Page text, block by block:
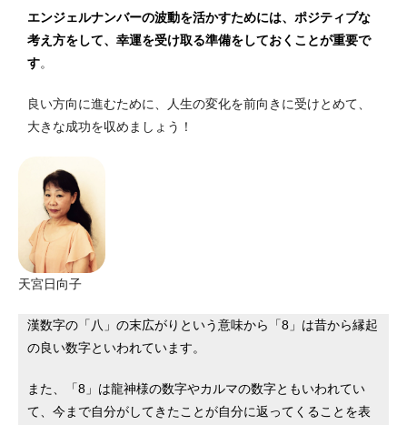
エンジェルナンバーの波動を活かすためには、ポジティブな
考え方をして、幸運を受け取る準備をしておくことが重要で
す。
良い方向に進むために、人生の変化を前向きに受けとめて、
大きな成功を収めましょう！
天宮日向子
漢数字の「八」の末広がりという意味から「8」は昔から縁起
の良い数字といわれています。
また、「8」は龍神様の数字やカルマの数字ともいわれてい
て、今まで自分がしてきたことが自分に返ってくることを表